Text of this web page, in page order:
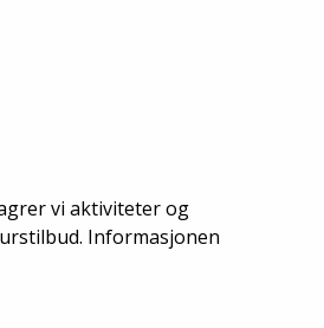
vi aktiviteter og
Informasjonen